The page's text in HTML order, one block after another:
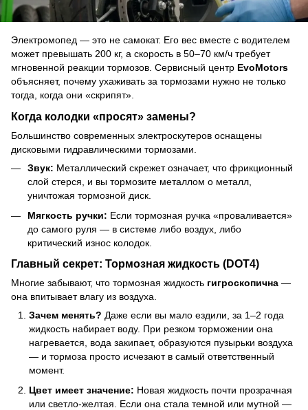
Электромопед — это не самокат. Его вес вместе с водителем
может превышать 200 кг, а скорость в 50–70 км/ч требует
мгновенной реакции тормозов. Сервисный центр EvoMotors
объясняет, почему ухаживать за тормозами нужно не только
тогда, когда они «скрипят».
Когда колодки «просят» замены?
Большинство современных электроскутеров оснащены
дисковыми гидравлическими тормозами.
Звук: Металлический скрежет означает, что фрикционный
слой стерся, и вы тормозите металлом о металл,
уничтожая тормозной диск.
Мягкость ручки: Если тормозная ручка «проваливается»
до самого руля — в системе либо воздух, либо
критический износ колодок.
Главный секрет: Тормозная жидкость (DOT4)
Многие забывают, что тормозная жидкость гигроскопична —
она впитывает влагу из воздуха.
Зачем менять? Даже если вы мало ездили, за 1–2 года
жидкость набирает воду. При резком торможении она
нагревается, вода закипает, образуются пузырьки воздуха
— и тормоза просто исчезают в самый ответственный
момент.
Цвет имеет значение: Новая жидкость почти прозрачная
или светло-желтая. Если она стала темной или мутной —